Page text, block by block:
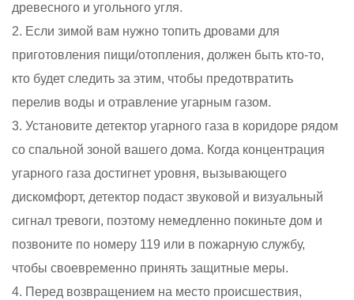
древесного и угольного угля.
2. Если зимой вам нужно топить дровами для
приготовления пищи/отопления, должен быть кто-то,
кто будет следить за этим, чтобы предотвратить
перелив воды и отравление угарным газом.
3. Установите детектор угарного газа в коридоре рядом
со спальной зоной вашего дома. Когда концентрация
угарного газа достигнет уровня, вызывающего
дискомфорт, детектор подаст звуковой и визуальный
сигнал тревоги, поэтому немедленно покиньте дом и
позвоните по номеру 119 или в пожарную службу,
чтобы своевременно принять защитные меры.
4. Перед возвращением на место происшествия,